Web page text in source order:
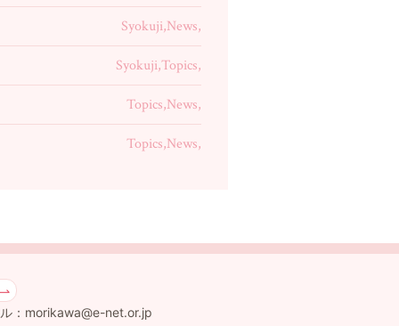
Syokuji,News,
Syokuji,Topics,
Topics,News,
Topics,News,
：morikawa@e-net.or.jp